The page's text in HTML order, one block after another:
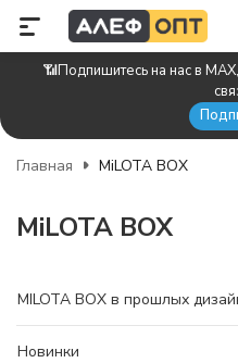
📶Подпишитесь на нас в
Главная MiLOTA BOX
MiLOTA BOX
MILOTA BOX в прошлых
Новинки